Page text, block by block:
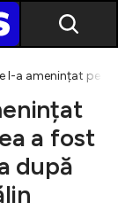
l-a amenințat pe
a fost
după